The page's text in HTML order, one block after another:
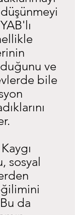
ve
bile
Kaygı
sosyal
da